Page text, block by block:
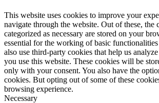
This website uses cookies to improve your
navigate through the website. Out of these, the
categorized as necessary are stored on your
essential for the working of basic
also use third-party cookies that help us
you use this website. These cookies will be
only with your consent. You also have the
cookies. But opting out of some of these
browsing experience.
Necessary